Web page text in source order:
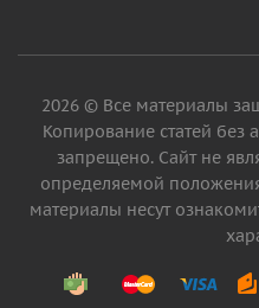
2026 © Все материалы
Копирование статей без
запрещено. Сайт не
определяемой
материалы несут